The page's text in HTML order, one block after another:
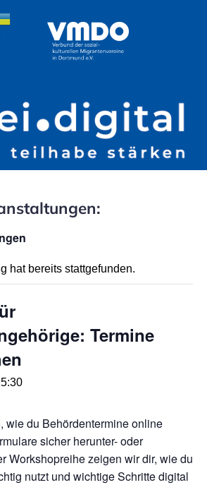
hat bereits stattgefunden.
Termine
wie du Behördentermine online
sicher herunter- oder
Workshopreihe zeigen wir dir, wie du
nutzt und wichtige Schritte digital